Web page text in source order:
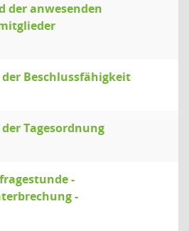
der anwesenden
Beschlussfähigkeit
Tagesordnung
-
-